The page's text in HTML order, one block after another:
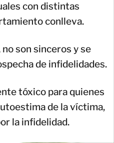
con distintas
conlleva.
son sinceros y se
de infidelidades.
tóxico para quienes
de la víctima,
la infidelidad.